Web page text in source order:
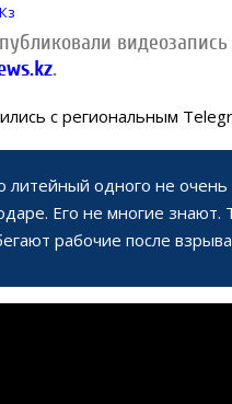
.
с региональным
литейный одного не очень
Его не многие знают.
рабочие после